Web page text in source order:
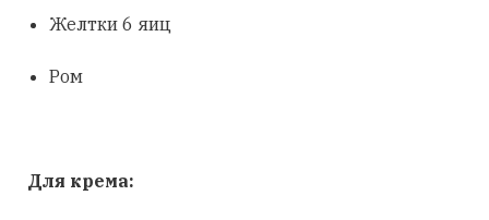
Желтки 6 яиц
Ром
Для крема: